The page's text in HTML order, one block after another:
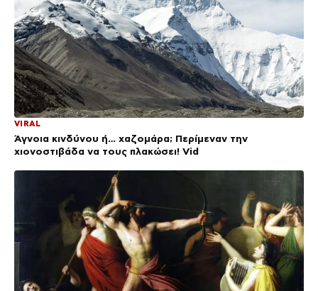
VIRAL
Άγνοια κινδύνου ή… χαζομάρα; Περίμεναν την
χιονοστιβάδα να τους πλακώσει! Vid